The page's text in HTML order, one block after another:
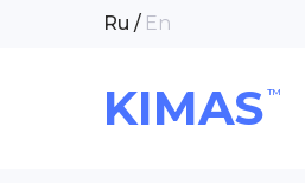
Ru / En
KIMAS